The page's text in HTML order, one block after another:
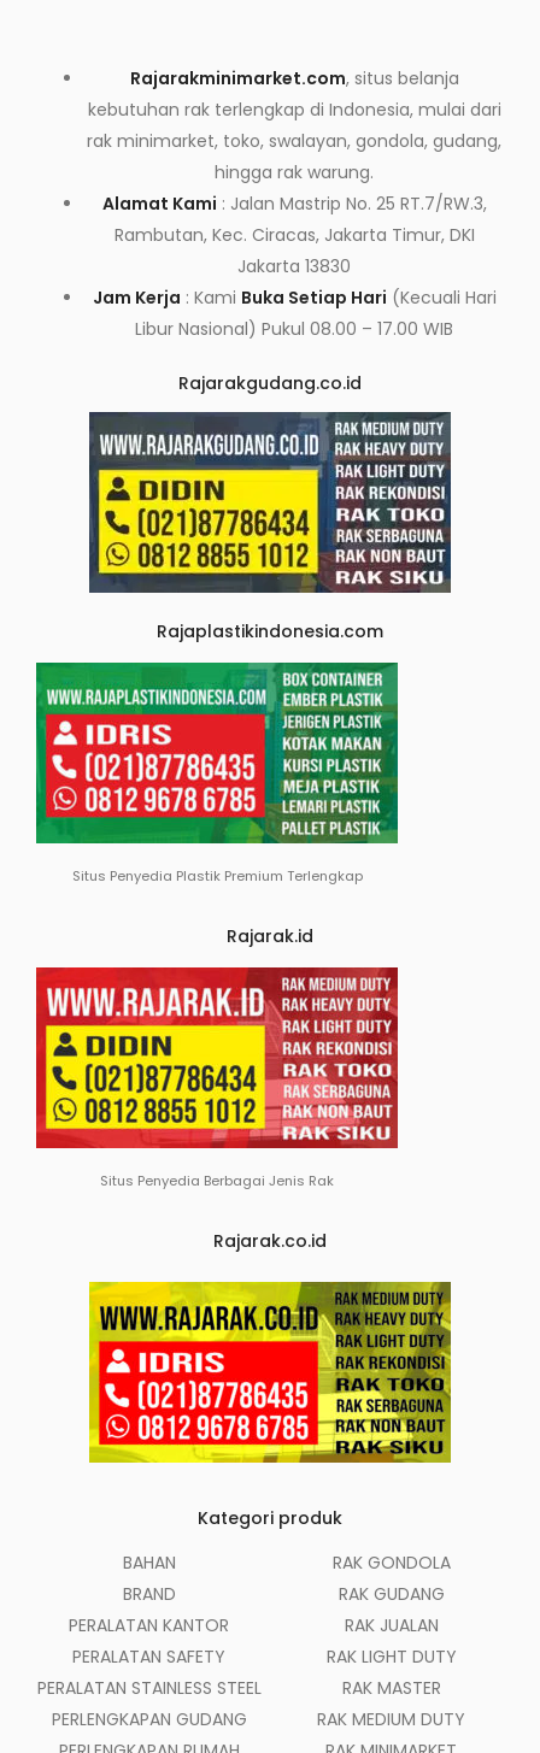
Rajarakminimarket.com, situs belanja
kebutuhan rak terlengkap di Indonesia, mulai dari
rak minimarket, toko, swalayan, gondola, gudang,
hingga rak warung.
Alamat Kami : Jalan Mastrip No. 25 RT.7/RW.3,
Rambutan, Kec. Ciracas, Jakarta Timur, DKI
Jakarta 13830
Jam Kerja : Kami Buka Setiap Hari (Kecuali Hari
Libur Nasional) Pukul 08.00 – 17.00 WIB
Rajarakgudang.co.id
Rajaplastikindonesia.com
Situs Penyedia Plastik Premium Terlengkap
Rajarak.id
Situs Penyedia Berbagai Jenis Rak
Rajarak.co.id
Kategori produk
BAHAN
BRAND
PERALATAN KANTOR
PERALATAN SAFETY
PERALATAN STAINLESS STEEL
PERLENGKAPAN GUDANG
RAK GONDOLA
RAK GUDANG
RAK JUALAN
RAK LIGHT DUTY
RAK MASTER
RAK MEDIUM DUTY